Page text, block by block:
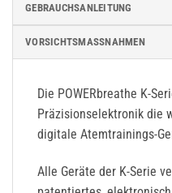
GEBRAUCHSANLEITUNG
VORSICHTSMASSNAHMEN
Die POWERbreathe K-
Präzisionselektronik die
digitale Atemtrainings-
Alle Geräte der K-Serie